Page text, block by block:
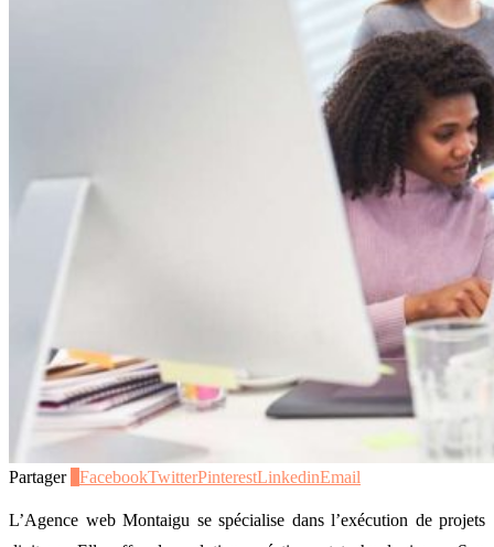
Partager FacebookTwitterPinterestLinkedinEmail
L’Agence web Montaigu se spécialise dans l’exécution de projets